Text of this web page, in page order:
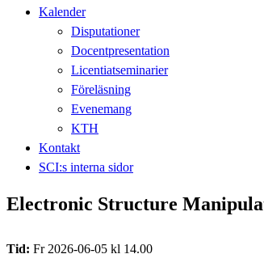
Kalender
Disputationer
Docentpresentation
Licentiatseminarier
Föreläsning
Evenemang
KTH
Kontakt
SCI:s interna sidor
Electronic Structure
Tid: Fr 2026-06-05 kl 14.00